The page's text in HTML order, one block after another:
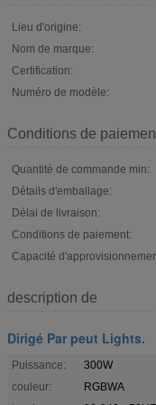
Lieu d'origine:
Nom de marque:
Certification:
Numéro de modèle:
Conditions de
Quantité de commande min:
Détails d'emballage:
Délai de livraison:
Conditions de paiement:
Capacité
description de
Dirigé Par peut Lights.
Puissance:
300W
couleur:
RGBWA